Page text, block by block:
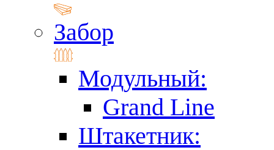
Забор
Модульный:
Grand Line
Штакетник: